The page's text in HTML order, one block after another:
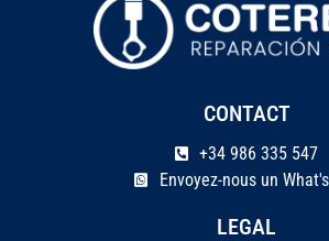
CONTACT
+34 986 335 547
Envoyez-nous un
LEGAL